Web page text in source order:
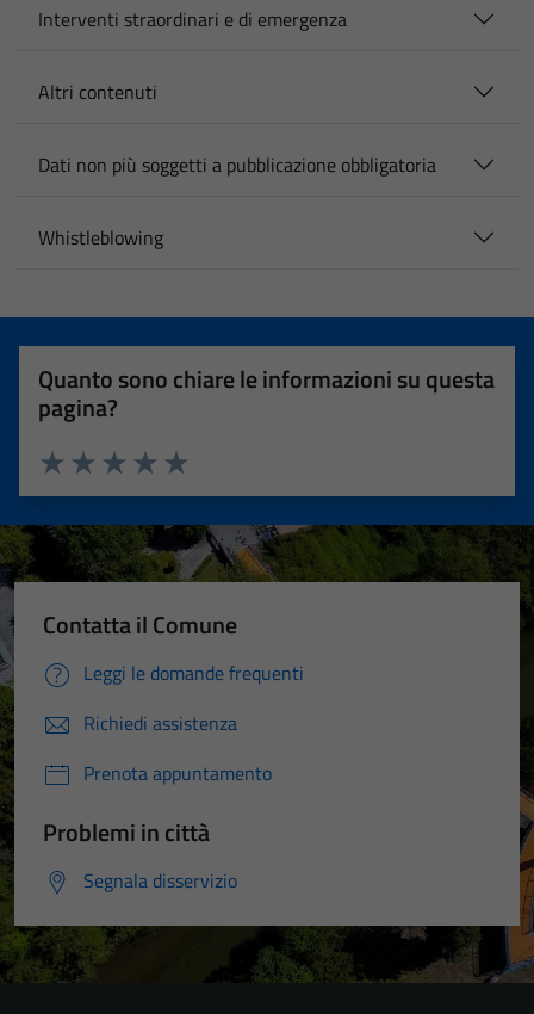
Interventi straordinari e di emergenza
Altri contenuti
Dati non più soggetti a pubblicazione obbligatoria
Whistleblowing
Quanto sono chiare le informazioni su questa
pagina?
Valuta 5 stelle su 5
Valuta 4 stelle su 5
Valuta 3 stelle su 5
Valuta 2 stelle su 5
Valuta 1 stelle su 5
Contatta il Comune
Leggi le domande frequenti
Richiedi assistenza
Prenota appuntamento
Problemi in città
Segnala disservizio